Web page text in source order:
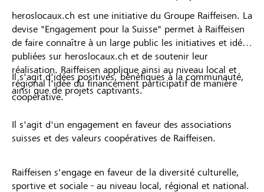
heroslocaux.ch est une initiative du Groupe Raiffeisen. La
devise "Engagement pour la Suisse" permet à Raiffeisen
de faire connaître à un large public les initiatives et idées
publiées sur heroslocaux.ch et de soutenir leur
réalisation. Raiffeisen applique ainsi au niveau local et
régional l'idée du financement participatif de manière
coopérative.
Il s'agit d'idées positives, bénéfiques à la communauté,
ainsi que de projets captivants.
Il s'agit d'un engagement en faveur des associations
suisses et des valeurs coopératives de Raiffeisen.
Raiffeisen s'engage en faveur de la diversité culturelle,
sportive et sociale - au niveau local, régional et national.